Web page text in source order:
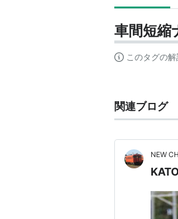
車間短縮
このタグの
関連ブログ
NEW